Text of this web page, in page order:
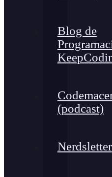
Blog de
(podcast)
Nerdsletter